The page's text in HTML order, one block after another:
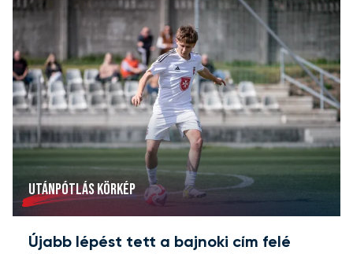
UTÁNPÓTLÁS KÖRKÉP
Újabb lépést tett a bajnoki cím felé